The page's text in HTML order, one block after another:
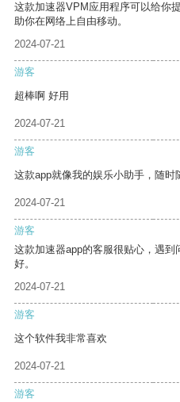
这款加速器VPM应用程序可以给你
助你在网络上自由移动。
2024-07-21
游客
超棒啊 好用
2024-07-21
游客
这款app就像我的娱乐小助手，随时
2024-07-21
游客
这款加速器app的客服很贴心，遇
好。
2024-07-21
游客
这个软件我非常喜欢
2024-07-21
游客